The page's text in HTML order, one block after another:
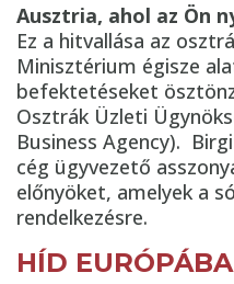
Ausztria, ahol az Ön
Ez a hitvallása az
Minisztérium égisze
befektetéseket
Osztrák Üzleti
Business Agency).
cég ügyvezető
előnyöket, amelyek a
rendelkezésre.
HÍD EURÓPÁBA